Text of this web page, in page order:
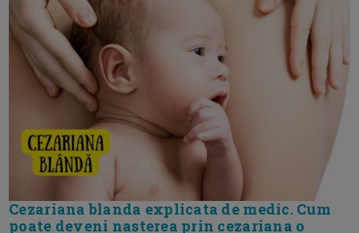
Cezariana blanda explicata de medic. Cum
poate deveni nasterea prin cezariana o